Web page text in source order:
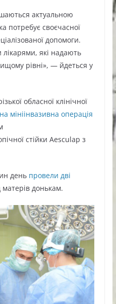
актуальною
потребує своєчасної
допомоги.
які надають
рівні», — йдеться у
обласної клінічної
мініінвазивна операція
стійки Aesculap з
день провели дві
матерів донькам.